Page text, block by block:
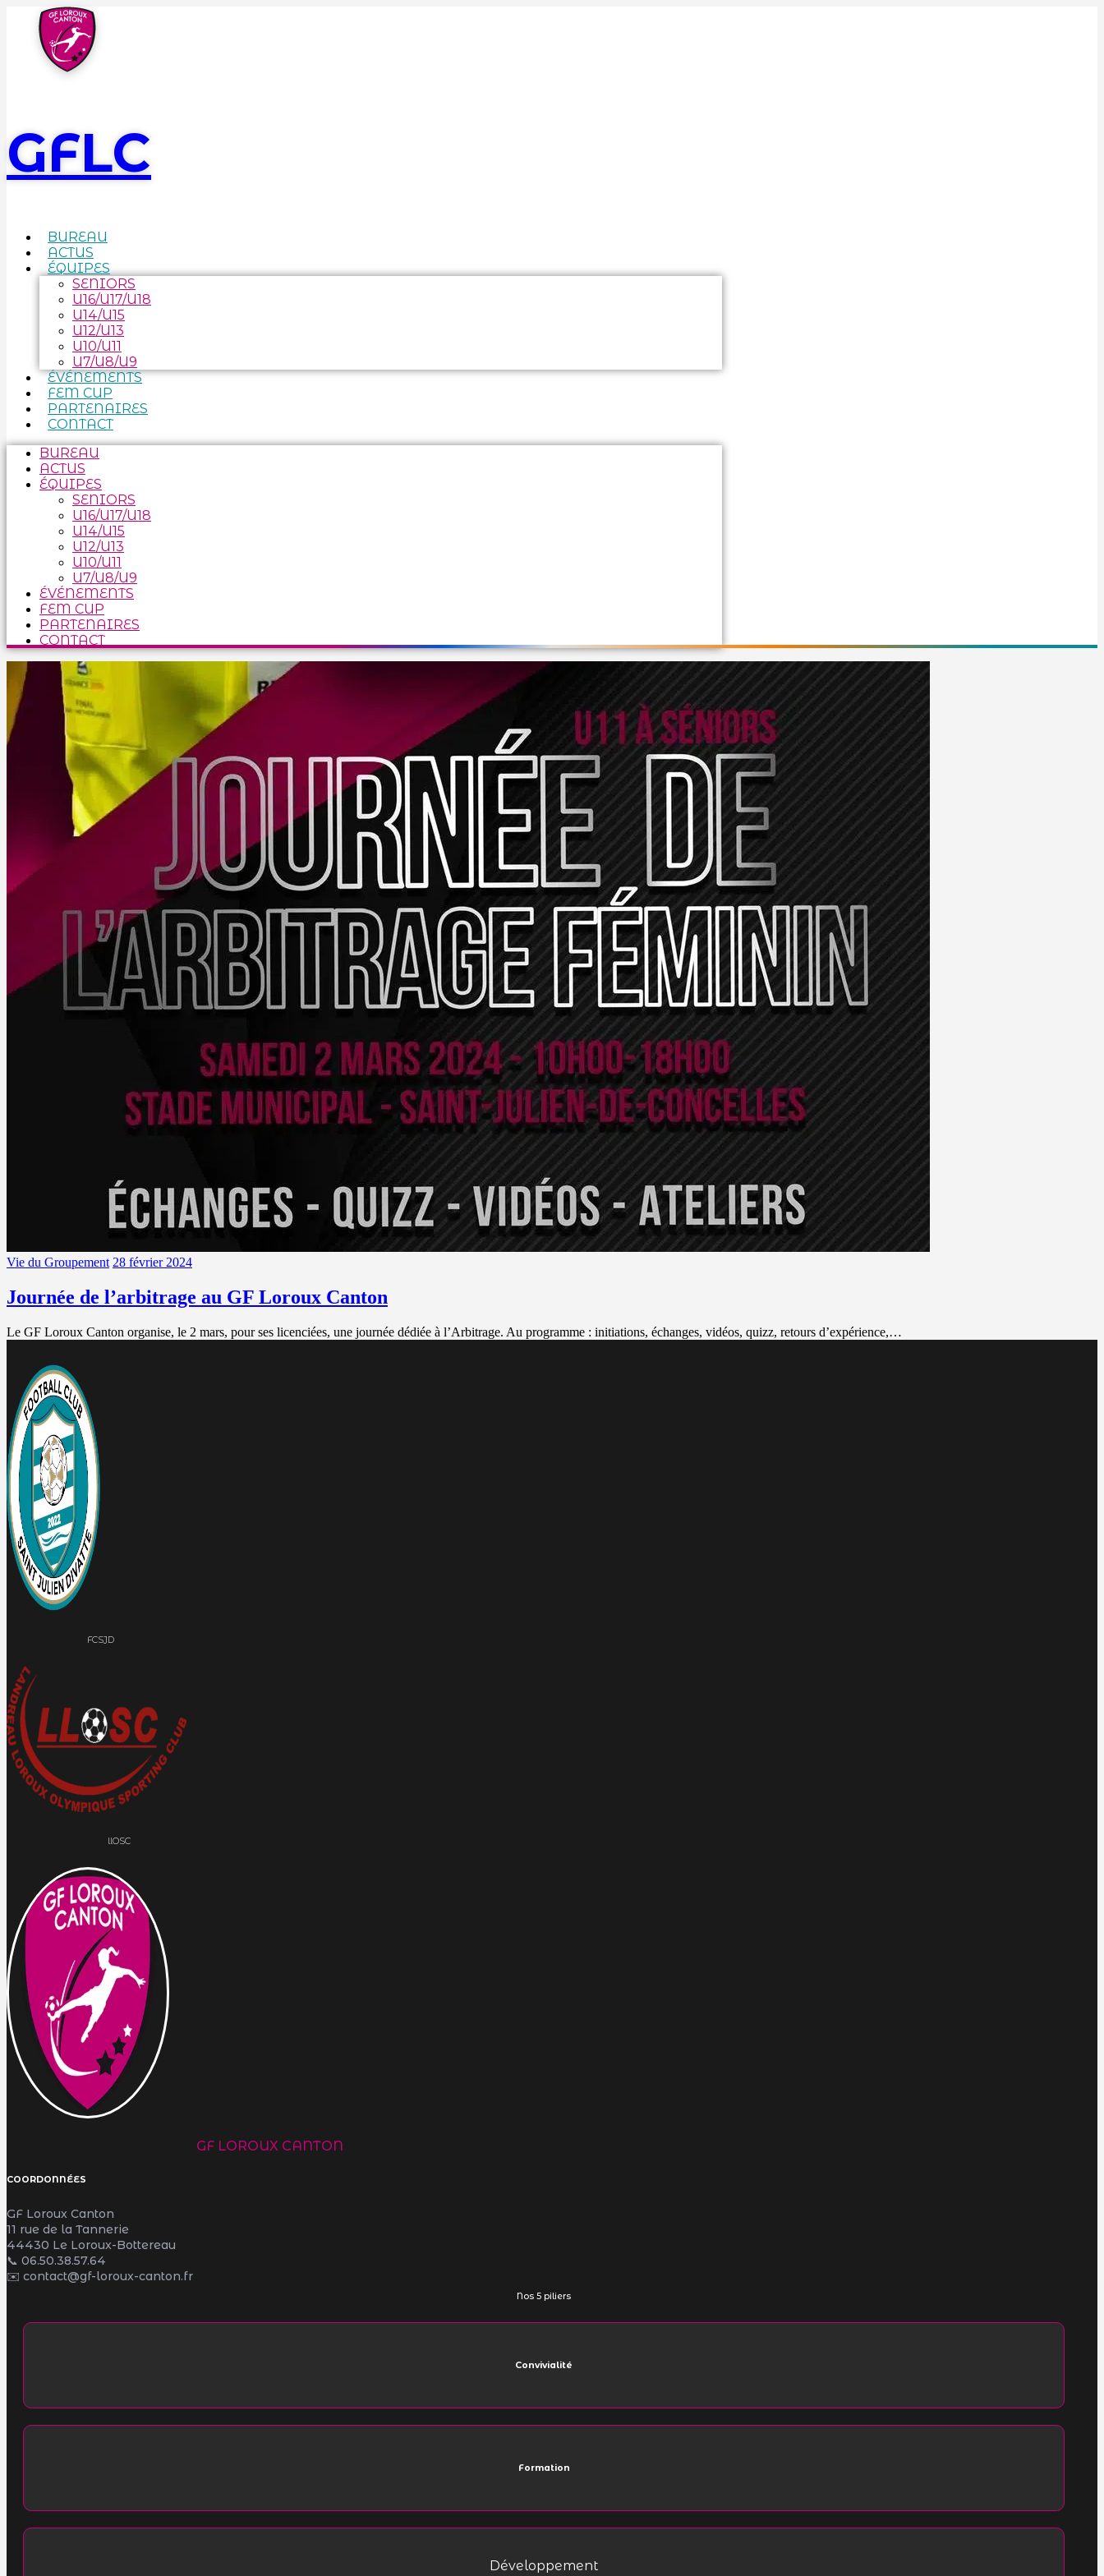
GFLC
BUREAU
ACTUS
ÉQUIPES
SENIORS
U16/U17/U18
U14/U15
U12/U13
U10/U11
U7/U8/U9
ÉVÉNEMENTS
FEM CUP
PARTENAIRES
CONTACT
BUREAU
ACTUS
ÉQUIPES
SENIORS
U16/U17/U18
U14/U15
U12/U13
U10/U11
U7/U8/U9
ÉVÉNEMENTS
FEM CUP
PARTENAIRES
CONTACT
Vie du Groupement 28 février 2024
Journée de l’arbitrage au GF Loroux Canton
Le GF Loroux Canton organise, le 2 mars, pour ses licenciées, une journée dédiée à l’Arbitrage. Au programme : initiations, échanges, vidéos, quizz, retours d’expérience,…
FCSJD
llOSC
GF LOROUX CANTON
COORDONNÉES
GF Loroux Canton
11 rue de la Tannerie
44430 Le Loroux-Bottereau
📞 06.50.38.57.64
✉️ contact@gf-loroux-canton.fr
Nos 5 piliers
Convivialité
Formation
Développement